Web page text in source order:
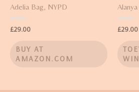
Adelia Bag, NYPD
Waardering
4.00
£29.00
BUY AT
AMAZON.COM
4.00
£29.00